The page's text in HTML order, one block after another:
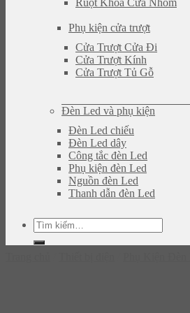
Ruột Khóa Cửa Nhôm
Phụ kiện cửa trượt
Cửa Trượt Cửa Đi
Cửa Trượt Kính
Cửa Trượt Tủ Gỗ
Đèn Led và phụ kiện
Đèn Led chiếu
Đèn Led dây
Công tắc đèn Led
Phụ kiện đèn Led
Nguồn đèn Led
Thanh dẫn đèn Led
Tìm
kiếm: